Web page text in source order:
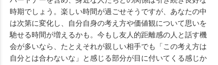
時期でしょう。楽しい時間が過ごせそうですが、あなたの中
は次第に変化し、自分自身の考え方や価値観について思いを
馳せる時間が増えるかも。今もし友人的距離感の人と話す機
会が多いなら、たとえそれが親しい相手でも「この考え方は
自分とは合わないな」と感じる部分が目に付いてくる感じか